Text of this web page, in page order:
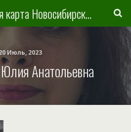
Литературная карта Новосибирска и Новосибирской области
Июль, 2023
Анатольевна